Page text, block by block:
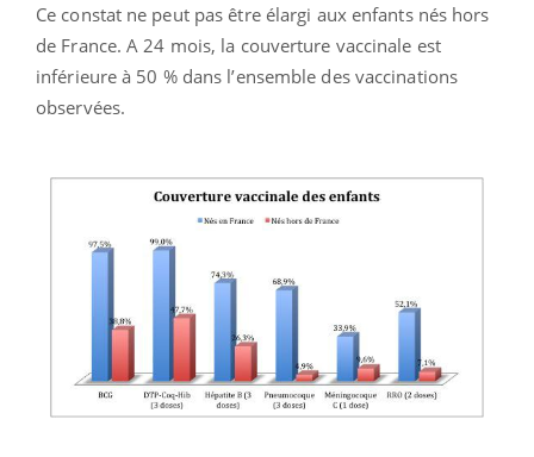
Ce constat ne peut pas être élargi aux enfants nés hors
de France. A 24 mois, la couverture vaccinale est
inférieure à 50 % dans l’ensemble des vaccinations
observées.